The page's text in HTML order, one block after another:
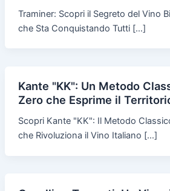
Traminer: Scopri il Segreto del Vino
che Sta Conquistando Tutti […]
Kante "KK": Un Metodo
Zero che Esprime il
Scopri Kante "KK": Il Metodo
che Rivoluziona il Vino Italiano […]